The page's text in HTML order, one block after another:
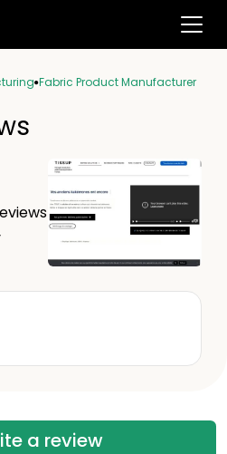
Fabric Product Manufacturer
a review